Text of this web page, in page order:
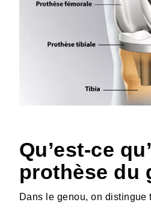
HTML
Qu’est-ce
prothèse du
Dans le genou, on distingue